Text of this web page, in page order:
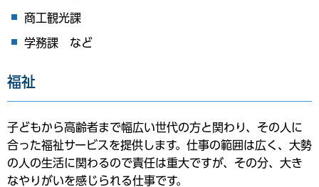
商工観光課
学務課 など
福祉
子どもから高齢者まで幅広い世代の方と関わり、その人に
合った福祉サービスを提供します。仕事の範囲は広く、大勢
の人の生活に関わるので責任は重大ですが、その分、大き
なやりがいを感じられる仕事です。